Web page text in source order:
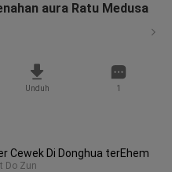
aura Ratu Medusa
Unduh 1
Cewek Di Donghua terEhem
Do Zun